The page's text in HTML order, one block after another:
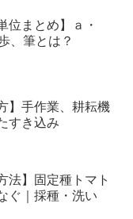
位まとめ】ａ・
、筆とは？
】手作業、耕耘機
すき込み
法】固定種トマト
ぐ｜採種・洗い